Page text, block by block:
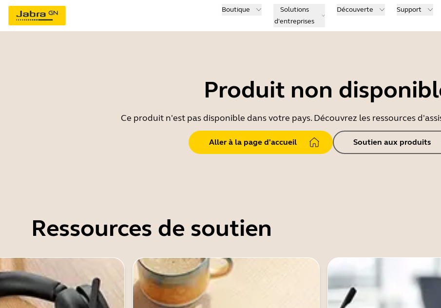
Boutique
Solutions
d'entreprises
Découverte Support
Produit non
Ce produit n'est pas disponible dans votre pays. Découvrez les ressources
Aller à la page d'accueil Soutien aux produits
Ressources de soutien